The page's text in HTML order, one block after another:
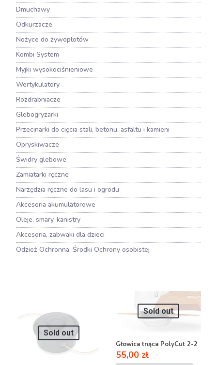
Dmuchawy
Odkurzacze
Nożyce do żywopłotów
Kombi System
Myjki wysokociśnieniowe
Wertykulatory
Rozdrabniacze
Glebogryzarki
Przecinarki do cięcia stali, betonu, asfaltu i kamieni
Opryskiwacze
Świdry glebowe
Zamiatarki ręczne
Narzędzia ręczne do lasu i ogrodu
Akcesoria akumulatorowe
Oleje, smary, kanistry
Akcesoria, zabwaki dla dzieci
Odzież Ochronna, Środki Ochrony osobistej
Sold out
Sold out
Głowica tnąca PolyCut 2-2
55,00 zł